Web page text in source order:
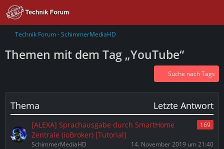
Technik Forum - SchimmerMediaHD
Themen mit dem Tag „YouTube“
Suche nach Tags
Thema Letzte Antwort
[ALEXA] Sprachausgabe durch SmartHome
Zentrale (ioBroker) [Tutorial]
169
SchimmerMediaHD 14. November 2019 um 21:40